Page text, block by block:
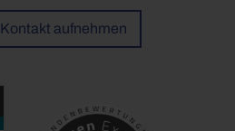
Kontakt aufnehmen